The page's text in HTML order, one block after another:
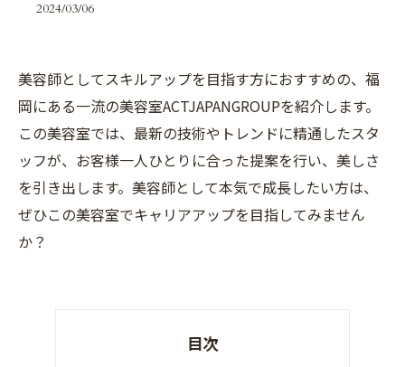
2024/03/06
美容師としてスキルアップを目指す方におすすめの、福
岡にある一流の美容室ACTJAPANGROUPを紹介します。
この美容室では、最新の技術やトレンドに精通したスタ
ッフが、お客様一人ひとりに合った提案を行い、美しさ
を引き出します。美容師として本気で成長したい方は、
ぜひこの美容室でキャリアアップを目指してみません
か？
目次